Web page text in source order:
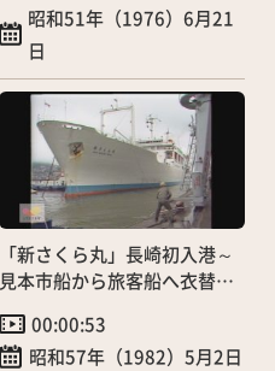
昭和51年（1976）6月21
日
「新さくら丸」長崎初入港～
見本市船から旅客船へ衣替
00:00:53
昭和57年（1982）5月2日